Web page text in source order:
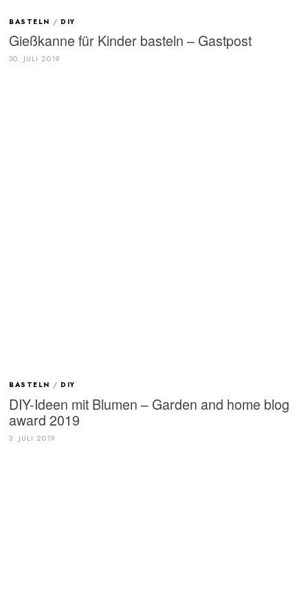
BASTELN / DIY
Gießkanne für Kinder basteln – Gastpost
30. JULI 2019
BASTELN / DIY
DIY-Ideen mit Blumen – Garden and home blog
award 2019
3. JULI 2019